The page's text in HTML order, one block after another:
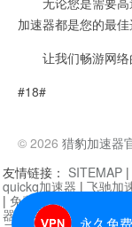
加速器都是您的最佳
让我们畅游网络
#18#
© 2026 猎豹加速器
永久免
友情链接： SITEMAP |
quickq加速器 | 飞驰加
| 免费vqn加速外网
器| 快柠檬加速器 |黑